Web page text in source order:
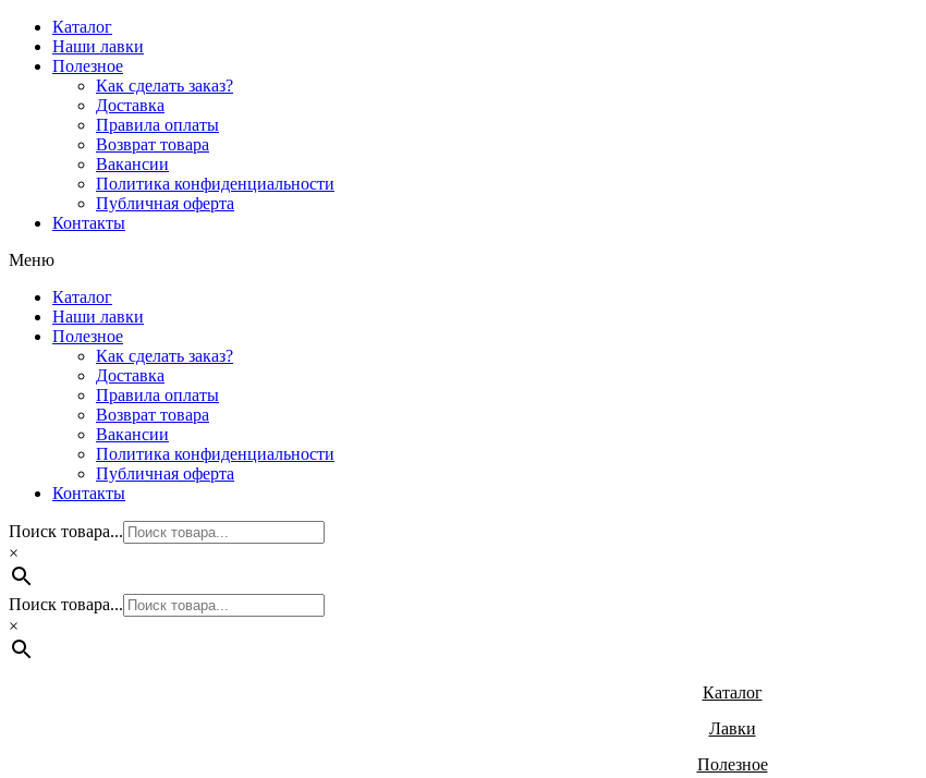
Перейти
содержимому
Каталог
Наши лавки
Полезное
Как сделать заказ?
Доставка
Правила оплаты
Возврат товара
Вакансии
Политика конфиденциальности
Публичная оферта
Контакты
Меню
Каталог
Наши лавки
Полезное
Как сделать заказ?
Доставка
Правила оплаты
Возврат товара
Вакансии
Политика конфиденциальности
Публичная оферта
Контакты
Поиск товара...
×
Поиск товара...
×
Каталог
Лавки
Полезное